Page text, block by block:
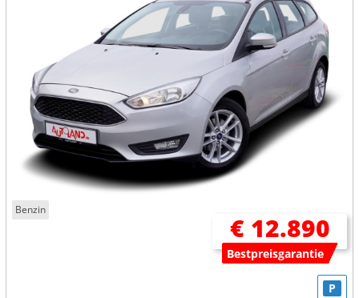
Benzin
€ 12.890
Bestpreisgarantie
P